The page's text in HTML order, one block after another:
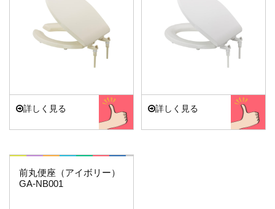
詳しく見る 詳しく見る
これエエやん
前丸便座（アイボリー）
GA-NB001